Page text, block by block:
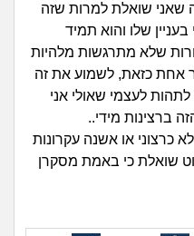
היריון ולידה
הורות ומשפחה
מתבגרים
לימודים וסטודנטים
הרשמה | התחברות
שאני שואלת למרות שזה
שלו והוא תמיד
שלא מתרגשות מלהיות
אחת כזאת, לשמוע את זה
לעצמי שאולי אני
ברצינות מידי..
כרצוני או אשנה עקרונות
שואלת כי באמת מסקרן